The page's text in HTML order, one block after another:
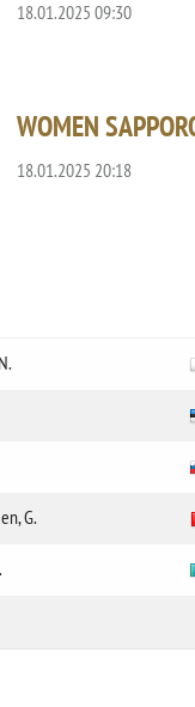
18.01.2025 09:30
WOMEN
18.01.2025 20:18
G.